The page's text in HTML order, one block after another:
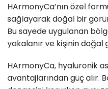
HArmonyCa’nın özel
sağlayarak doğal bir
Bu sayede uygulanan
yakalanır ve kişinin doğal
HArmonyCa, hyaluronik
avantajlarından güç alır.